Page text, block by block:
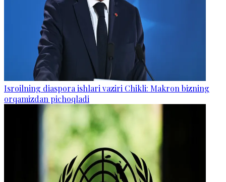
Isroilning diaspora ishlari vaziri Chikli: Makron bizning
orqamizdan pichoqladi